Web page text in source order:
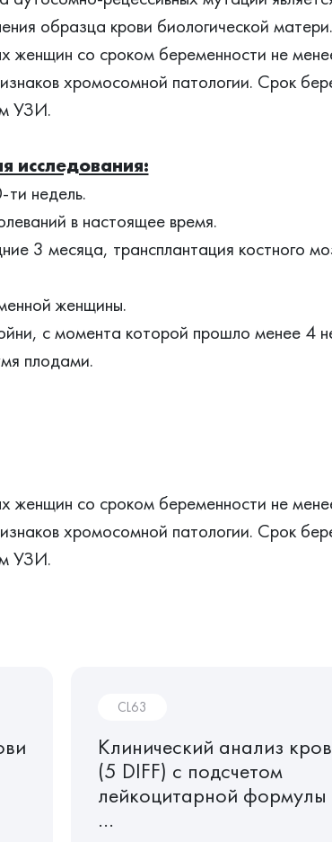
образца крови биологической матери.
женщин со сроком беременности не
хромосомной патологии. Срок
УЗИ.
исследования:
недель.
в настоящее время.
3 месяца, трансплантация костного
женщины.
с момента которой прошло менее 4
плодами.
женщин со сроком беременности не
хромосомной патологии. Срок
УЗИ.
CL63
Клинический анализ
(5 DIFF) с подсчетом
лейкоцитарной формулы
...